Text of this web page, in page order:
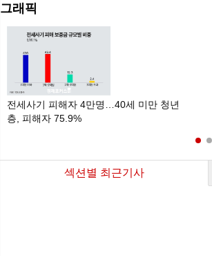
그래픽
전세사기 피해자 4만명…40세 미만 청년
층, 피해자 75.9%
섹션별 최근기사